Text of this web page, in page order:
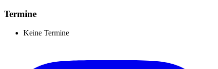
Termine
Keine Termine